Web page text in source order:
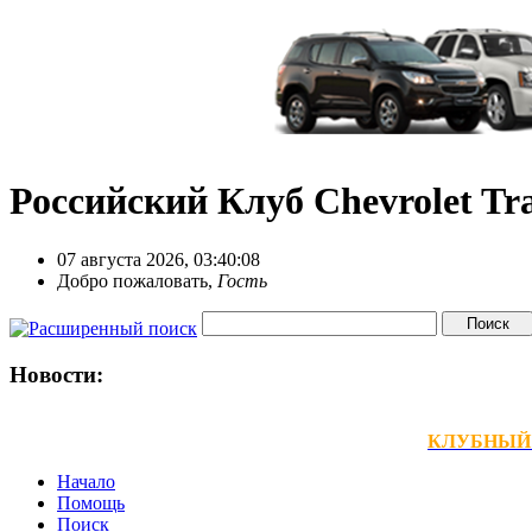
Российский Клуб Chevrolet
07 августа 2026, 03:40:08
Добро пожаловать, Гость
Новости:
КЛУБНЫЙ
Начало
Помощь
Поиск